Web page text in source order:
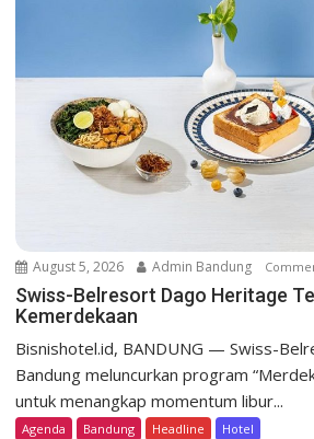
t
August 5, 2026 Admin Bandung
Swiss-Belresort Dago Heritage
Kemerdekaan
Bisnishotel.id, BANDUNG — Swiss-
Bandung meluncurkan program
untuk menangkap momentum libur...
Agenda Bandung Headline Hotel